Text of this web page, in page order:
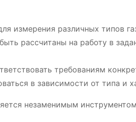
измерения различных типов
рассчитаны на работу в
требованиям
в зависимости от типа и
незаменимым